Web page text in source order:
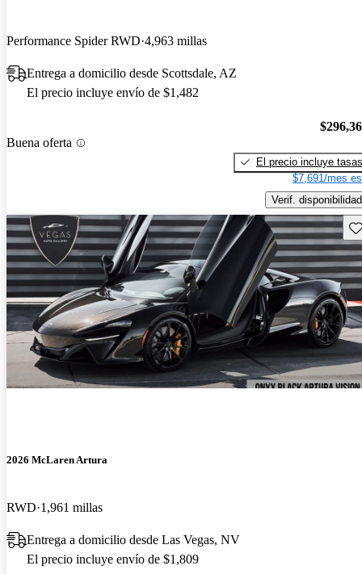
Performance Spider RWD 4,963 millas
Entrega a domicilio desde Scottsdale, AZ
El precio incluye envío de $1,482
Buena oferta
El precio incluye tasas
$7,691/mes
Verif. disponibilidad
2026 McLaren Artura
RWD 1,961 millas
Entrega a domicilio desde Las Vegas, NV
El precio incluye envío de $1,809